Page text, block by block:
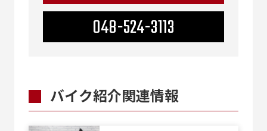
048-524-3113
バイク紹介関連情報